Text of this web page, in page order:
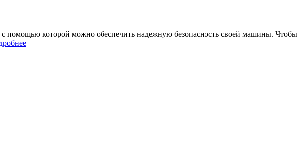
помощью которой можно обеспечить надежную безопасность своей машины. Чтобы